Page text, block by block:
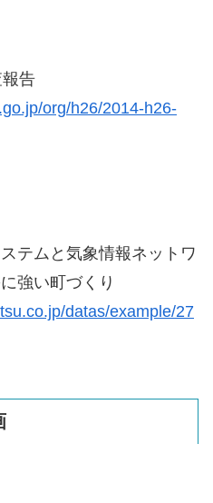
報告
org/h26/2014-h26-
テムと気象情報ネットワ
強い町づくり
datas/example/27